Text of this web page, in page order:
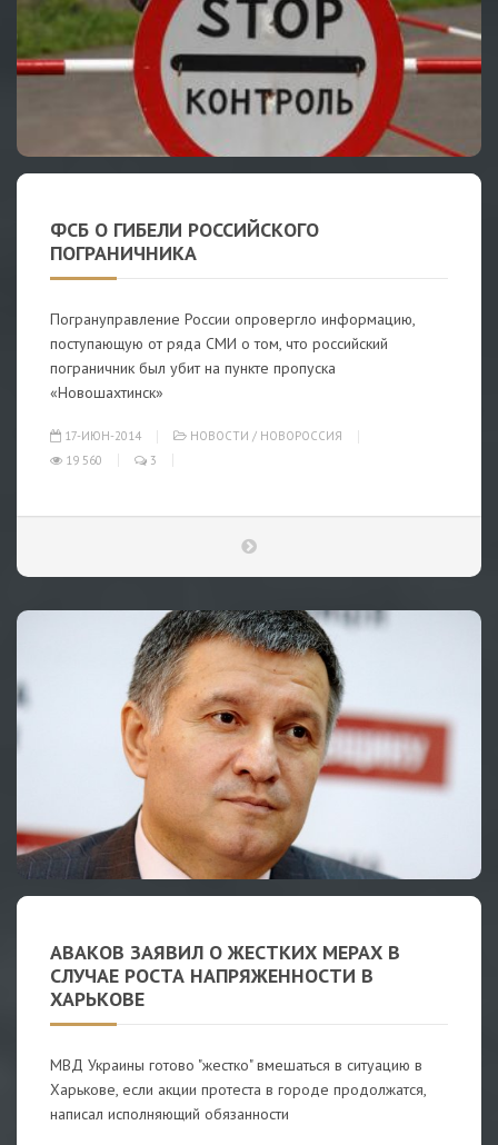
ФСБ О ГИБЕЛИ РОССИЙСКОГО
ПОГРАНИЧНИКА
Погрануправление России опровергло информацию,
поступающую от ряда СМИ о том, что российский
пограничник был убит на пункте пропуска
«Новошахтинск»
17-ИЮН-2014 НОВОСТИ / НОВОРОССИЯ
19 560
3
АВАКОВ ЗАЯВИЛ О ЖЕСТКИХ МЕРАХ В
СЛУЧАЕ РОСТА НАПРЯЖЕННОСТИ В
ХАРЬКОВЕ
МВД Украины готово "жестко" вмешаться в ситуацию в
Харькове, если акции протеста в городе продолжатся,
написал исполняющий обязанности